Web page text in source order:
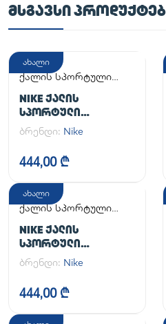
ᲛᲡᲒᲐᲕᲡᲘ
ახალი
ქალის სპორტული
NIKE ᲥᲐᲚᲘᲡ
ᲡᲞᲝᲠᲢᲣᲚᲘ
ᲤᲔᲮᲡᲐᲪᲛᲔᲚᲘ WMNS
AIR FORCE 1 '07
ბრენდი: Nike
444,00 ₾
ახალი
ქალის სპორტული
NIKE ᲥᲐᲚᲘᲡ
ᲡᲞᲝᲠᲢᲣᲚᲘ
ᲤᲔᲮᲡᲐᲪᲛᲔᲚᲘ W AIR
FORCE 1 '07 FLYEASE
ბრენდი: Nike
444,00 ₾